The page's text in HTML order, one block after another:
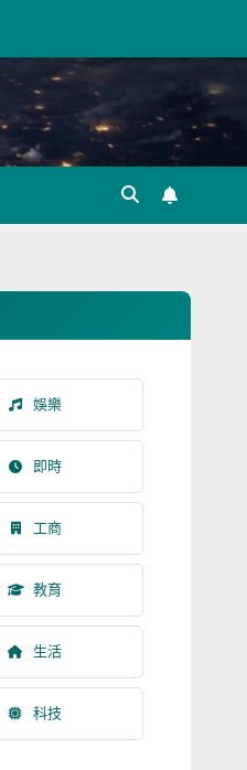
娛樂
即時
工商
教育
生活
科技